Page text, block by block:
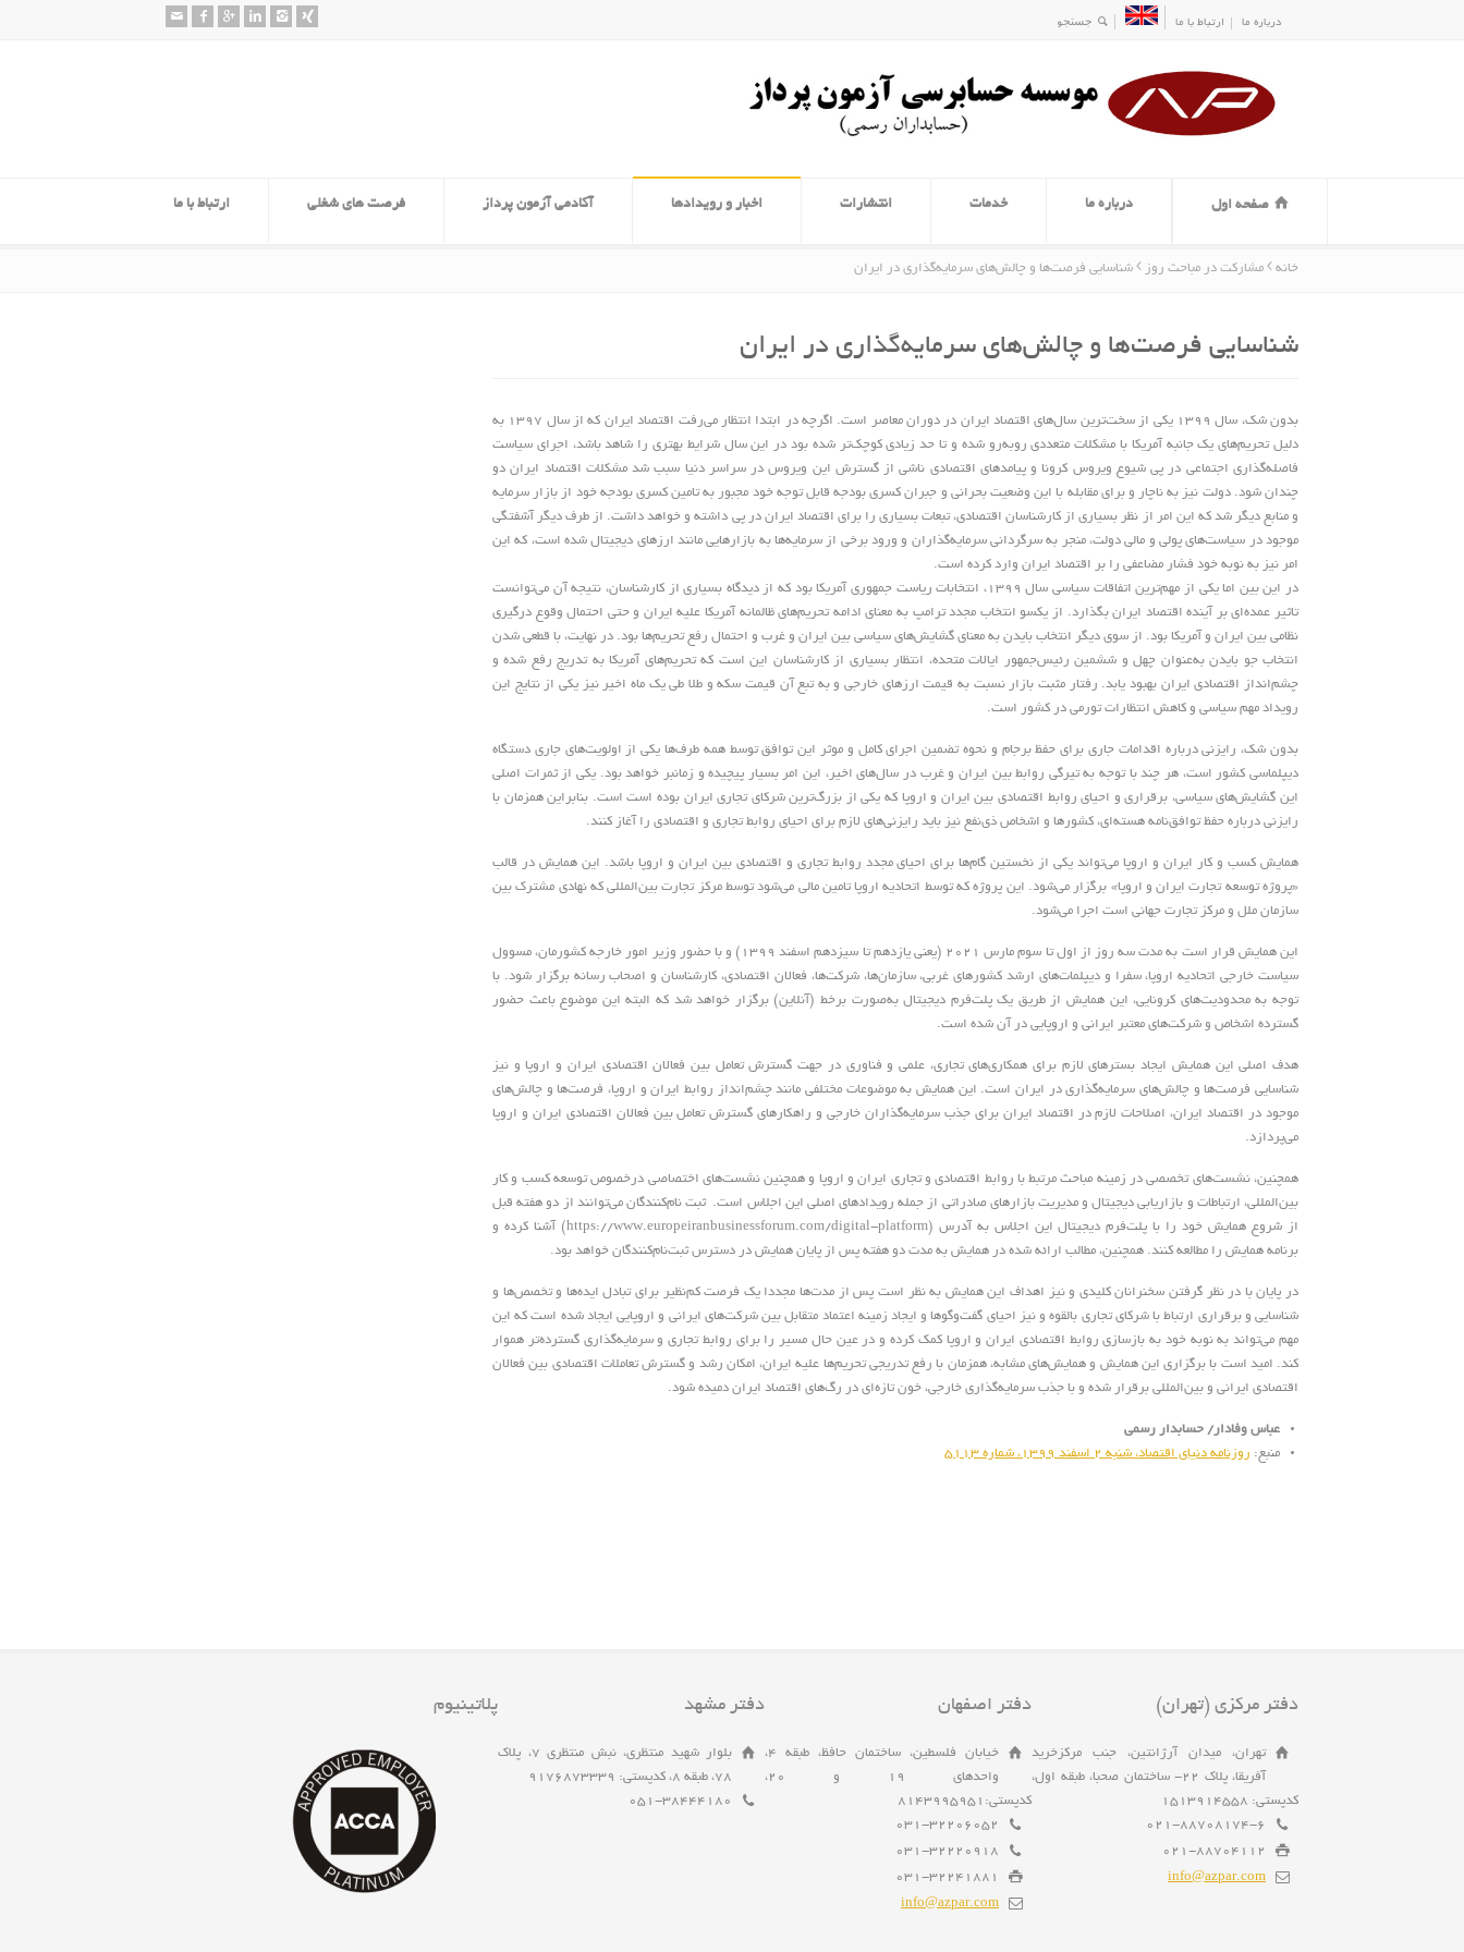
درباره ما ارتباط با ما
صفحه اول درباره ما خدمات انتشارات اخبار و رویدادها آکادمی آزمون پرداز فرصت های شغلی ارتباط با ما
خانه مشارکت در مباحث روز شناسایی فرصت‌ها و چالش‌های سرمایه‌گذاری در ایران
شناسایی فرصت‌ها و چالش‌های سرمایه‌گذاری در ایران
بدون شک، سال ۱۳۹۹ یکی از سخت‌ترین سال‌های اقتصاد ایران در دوران معاصر است. اگرچه در ابتدا انتظار می‌رفت اقتصاد ایران که از سال ۱۳۹۷ به
دلیل تحریم‌های یک جانبه آمریکا با مشکلات متعددی روبه‌رو شده و تا حد زیادی کوچک‌تر شده بود در این سال شرایط بهتری را شاهد باشد، اجرای سیاست
فاصله‌گذاری اجتماعی در پی شیوع ویروس کرونا و پیامدهای اقتصادی ناشی از گسترش این ویروس در سراسر دنیا سبب شد مشکلات اقتصاد ایران دو
چندان شود. دولت نیز به ناچار و برای مقابله با این وضعیت بحرانی و جبران کسری بودجه قابل توجه خود مجبور به تامین کسری بودجه خود از بازار سرمایه
و منابع دیگر شد که این امر از نظر بسیاری از کارشناسان اقتصادی، تبعات بسیاری را برای اقتصاد ایران در پی داشته و خواهد داشت. از طرف دیگر آشفتگی
موجود در سیاست‌های پولی و مالی دولت، منجر به سرگردانی سرمایه‌گذاران و ورود برخی از سرمایه‌ها به بازارهایی مانند ارزهای دیجیتال شده است، که این
امر نیز به نوبه خود فشار مضاعفی را بر اقتصاد ایران وارد کرده است.
در این بین اما یکی از مهم‌ترین اتفاقات سیاسی سال ۱۳۹۹، انتخابات ریاست جمهوری آمریکا بود که از دیدگاه بسیاری از کارشناسان، نتیجه آن می‌توانست
تاثیر عمده‌ای بر آینده اقتصاد ایران بگذارد. از یکسو انتخاب مجدد ترامپ به معنای ادامه تحریم‌های ظالمانه آمریکا علیه ایران و حتی احتمال وقوع درگیری
نظامی بین ایران و آمریکا بود. از سوی دیگر انتخاب بایدن به معنای گشایش‌های سیاسی بین ایران و غرب و احتمال رفع تحریم‌ها بود. در نهایت، با قطعی شدن
انتخاب جو بایدن به‌عنوان چهل و ششمین رئیس‌جمهور ایالات متحده، انتظار بسیاری از کارشناسان این است که تحریم‌های آمریکا به تدریج رفع شده و
چشم‌انداز اقتصادی ایران بهبود یابد. رفتار مثبت بازار نسبت به قیمت ارزهای خارجی و به تبع آن قیمت سکه و طلا طی یک ماه اخیر نیز یکی از نتایج این
رویداد مهم سیاسی و کاهش انتظارات تورمی در کشور است.
بدون شک، رایزنی درباره اقدامات جاری برای حفظ برجام و نحوه تضمین اجرای کامل و موثر این توافق توسط همه طرف‌ها یکی از اولویت‌های جاری دستگاه
دیپلماسی کشور است، هر چند با توجه به تیرگی روابط بین ایران و غرب در سال‌های اخیر، این امر بسیار پیچیده و زمانبر خواهد بود. یکی از ثمرات اصلی
این گشایش‌های سیاسی، برقراری و احیای روابط اقتصادی بین ایران و اروپا که یکی از بزرگ‌ترین شرکای تجاری ایران بوده است است. بنابراین همزمان با
رایزنی درباره حفظ توافق‌نامه هسته‌ای، کشورها و اشخاص ذی‌نفع نیز باید رایزنی‌های لازم برای احیای روابط تجاری و اقتصادی را آغاز کنند.
همایش کسب و کار ایران و اروپا می‌تواند یکی از نخستین گام‌ها برای احیای مجدد روابط تجاری و اقتصادی بین ایران و اروپا باشد. این همایش در قالب
«پروژه توسعه تجارت ایران و اروپا» برگزار می‌شود. این پروژه که توسط اتحادیه اروپا تامین مالی می‌شود توسط مرکز تجارت بین‌المللی که نهادی مشترک بین
سازمان ملل و مرکز تجارت جهانی است اجرا می‌شود.
این همایش قرار است به مدت سه روز از اول تا سوم مارس ۲۰۲۱ (یعنی یازدهم تا سیزدهم اسفند ۱۳۹۹) و با حضور وزیر امور خارجه کشورمان، مسوول
سیاست خارجی اتحادیه اروپا، سفرا و دیپلمات‌های ارشد کشورهای غربی، سازمان‌ها، شرکت‌ها، فعالان اقتصادی، کارشناسان و اصحاب رسانه برگزار شود. با
توجه به محدودیت‌های کرونایی، این همایش از طریق یک پلت‌فرم دیجیتال به‌صورت برخط (آنلاین) برگزار خواهد شد که البته این موضوع باعث حضور
گسترده اشخاص و شرکت‌های معتبر ایرانی و اروپایی در آن شده است.
هدف اصلی این همایش ایجاد بسترهای لازم برای همکاری‌های تجاری، علمی و فناوری در جهت گسترش تعامل بین فعالان اقتصادی ایران و اروپا و نیز
شناسایی فرصت‌ها و چالش‌های سرمایه‌گذاری در ایران است. این همایش به موضوعات مختلفی مانند چشم‌انداز روابط ایران و اروپا، فرصت‌ها و چالش‌های
موجود در اقتصاد ایران، اصلاحات لازم در اقتصاد ایران برای جذب سرمایه‌گذاران خارجی و راهکارهای گسترش تعامل بین فعالان اقتصادی ایران و اروپا
می‌پردازد.
همچنین، نشست‌های تخصصی در زمینه مباحث مرتبط با روابط اقتصادی و تجاری ایران و اروپا و همچنین نشست‌های اختصاصی درخصوص توسعه کسب و کار
بین‌المللی، ارتباطات و بازاریابی دیجیتال و مدیریت بازارهای صادراتی از جمله رویدادهای اصلی این اجلاس است. ثبت نام‌کنندگان می‌توانند از دو هفته قبل
از شروع همایش خود را با پلت‌فرم دیجیتال این اجلاس به آدرس (https://www.europeiranbusinessforum.com/digital-platform) آشنا کرده و
برنامه همایش را مطالعه کنند. همچنین، مطالب ارائه شده در همایش به مدت دو هفته پس از پایان همایش در دسترس ثبت‌نام‌کنندگان خواهد بود.
در پایان با در نظر گرفتن سخنرانان کلیدی و نیز اهداف این همایش به نظر است پس از مدت‌ها مجددا یک فرصت کم‌نظیر برای تبادل ایده‌ها و تخصص‌ها و
شناسایی و برقراری ارتباط با شرکای تجاری بالقوه و نیز احیای گفت‌وگوها و ایجاد زمینه اعتماد متقابل بین شرکت‌های ایرانی و اروپایی ایجاد شده است که این
مهم می‌تواند به نوبه خود به بازسازی روابط اقتصادی ایران و اروپا کمک کرده و در عین حال مسیر را برای روابط تجاری و سرمایه‌گذاری گسترده‌تر هموار
کند. امید است با برگزاری این همایش و همایش‌های مشابه، همزمان با رفع تدریجی تحریم‌ها علیه ایران، امکان رشد و گسترش تعاملات اقتصادی بین فعالان
اقتصادی ایرانی و بین‌المللی برقرار شده و با جذب سرمایه‌گذاری خارجی، خون تازه‌ای در رگ‌های اقتصاد ایران دمیده شود.
عباس وفادار/ حسابدار رسمی
منبع: روزنامه دنیای اقتصاد، شنبه 2 اسفند 1399، شماره 5113
دفتر مرکزی (تهران)
تهران، میدان آرژانتین، جنب مرکزخرید
آفریقا، پلاک 22- ساختمان صحبا، طبقه اول،
کدپستی: 1513914558
021-88708174-6
021-88704112
info@azpar.com
دفتر اصفهان
خیابان فلسطین، ساختمان حافظ، طبقه 4،
واحدهای 19 و 20،
کدپستی:8143995951
031-32206052
031-32220918
031-32241881
info@azpar.com
دفتر مشهد
بلوار شهید منتظری، نبش منتظری 7، پلاک
78، طبقه 8، کدپستی: 9176873339
051-38444180
پلاتینیوم